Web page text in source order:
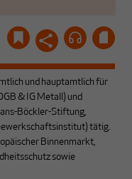
und hauptamtlich für
& IG Metall) und
Böckler-Stiftung,
tätig.
Binnenmarkt,
sowie